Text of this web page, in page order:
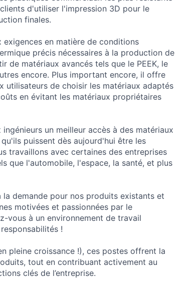
d'utiliser l'impression 3D pour le
finales.
en matière de conditions
précis nécessaires à la production de
de matériaux avancés tels que le PEEK, le
encore. Plus important encore, il offre
utilisateurs de choisir les matériaux adaptés
en évitant les matériaux propriétaires
un meilleur accès à des matériaux
puissent dès aujourd'hui être les
travaillons avec certaines des entreprises
que l'automobile, l'espace, la santé, et plus
demande pour nos produits existants et
motivées et passionnées par le
vous à un environnement de travail
!
pleine croissance !), ces postes offrent la
tout en contribuant activement au
clés de l’entreprise.